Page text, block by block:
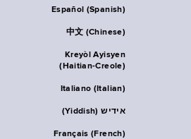
Español (Spanish)
中文 (Chinese)
Kreyòl Ayisyen
(Haitian-Creole)
Italiano (Italian)
אידיש (Yiddish)
Français (French)